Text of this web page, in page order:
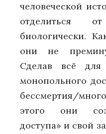
человеческой
отделиться
биологически.
они не
Сделав всё для
монопольного
бессмертия/
этого они
доступа» и свой